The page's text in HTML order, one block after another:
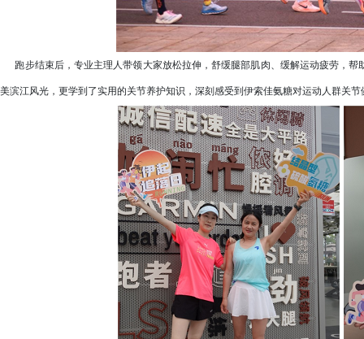
跑步结束后，专业主理人带领大家放松拉伸，舒缓腿部肌肉、缓解运动疲劳，帮
美滨江风光，更学到了实用的关节养护知识，深刻感受到伊索佳氨糖对运动人群关